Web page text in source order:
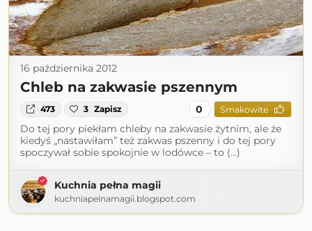
16 października 2012
Chleb na zakwasie pszennym
473 3 Zapisz 0 Smakowite
Do tej pory piekłam chleby na zakwasie żytnim, ale że
kiedyś „nastawiłam” też zakwas pszenny i do tej pory
spoczywał sobie spokojnie w lodówce – to (...)
Kuchnia pełna magii
kuchniapelnamagii.blogspot.com